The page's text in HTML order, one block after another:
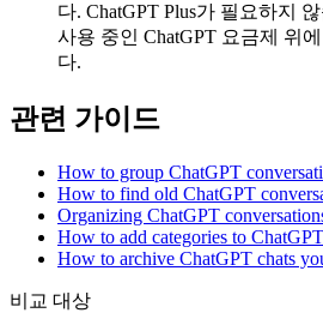
다. ChatGPT Plus가 필요하지
사용 중인 ChatGPT 요금제 위
다.
관련 가이드
How to group ChatGPT
How to find old ChatGPT
Organizing ChatGPT
How to add categories to
How to archive ChatGPT chats
비교 대상